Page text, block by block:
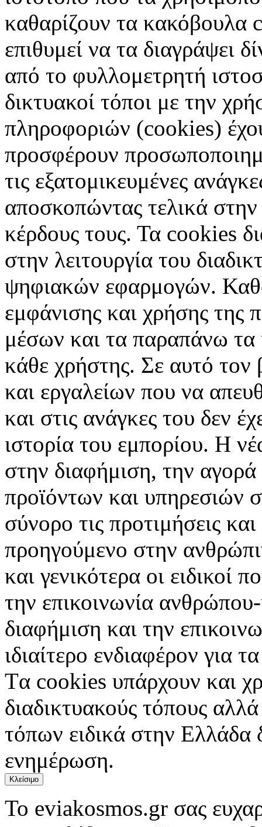
καθαρίζουν τα κακόβουλα
επιθυμεί να τα διαγράψει
από το φυλλομετρητή
δικτυακοί τόποι με την
πληροφοριών (cookies)
προσφέρουν
τις εξατομικευμένες
αποσκοπώντας τελικά
κέρδους τους. Τα cookies
στην λειτουργία του
ψηφιακών εφαρμογών.
εμφάνισης και χρήσης της
μέσων και τα παραπάνω τα
κάθε χρήστης. Σε αυτό
και εργαλείων που να
και στις ανάγκες του δεν
ιστορία του εμπορίου. Η
στην διαφήμιση, την
προϊόντων και υπηρεσιών
σύνορο τις προτιμήσεις
προηγούμενο στην
και γενικότερα οι ειδικοί
την επικοινωνία
διαφήμιση και την
ιδιαίτερο ενδιαφέρον για
Tα cookies υπάρχουν και
διαδικτυακούς τόπους
τόπων ειδικά στην Ελλάδα
ενημέρωση.
Κλείσιμο
Το eviakosmos.gr σας